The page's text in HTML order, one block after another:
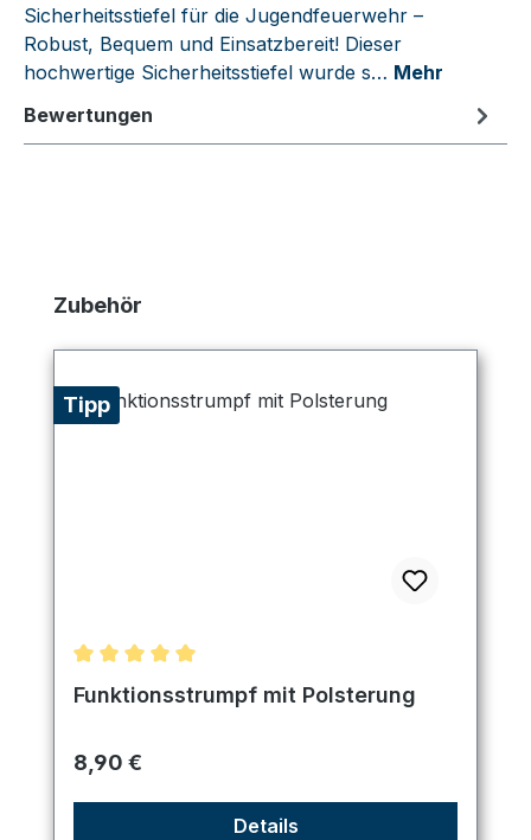
Sicherheitsstiefel für die Jugendfeuerwehr –
Robust, Bequem und Einsatzbereit! Dieser
hochwertige Sicherheitsstiefel wurde s… Mehr
Bewertungen
Produktgalerie überspringen
Zubehör
Tipp
Durchschnittliche Bewertung von 5 von 5 Sternen
Funktionsstrumpf mit Polsterung
Regulärer Preis:
8,90 €
Details